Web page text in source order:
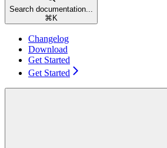
Search documentation...
⌘ K
Changelog
Download
Get Started
Get Started